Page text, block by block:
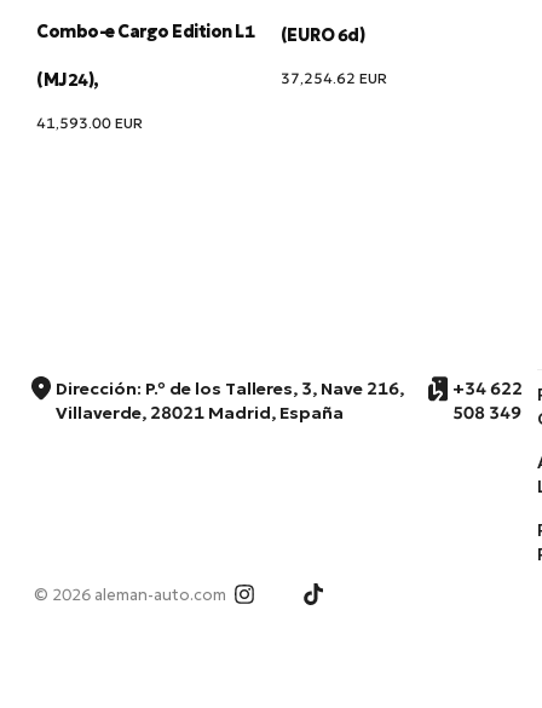
Combo-e Cargo Edition L1
(MJ24),
41,593.00 EUR
(EURO 6d)
37,254.62 EUR
Dirección: P.º de los Talleres, 3, Nave 216,
Villaverde, 28021 Madrid, España
+34 622
508 349
© 2026 aleman-auto.com